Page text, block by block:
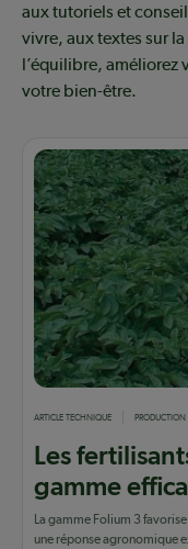
aux tutoriels et
vivre, aux textes sur
l’équilibre, améliorez
votre bien-être.
ARTICLE TECHNIQUE PRODUCTION
Les
gamme
La gamme Folium 3
une réponse agronomique